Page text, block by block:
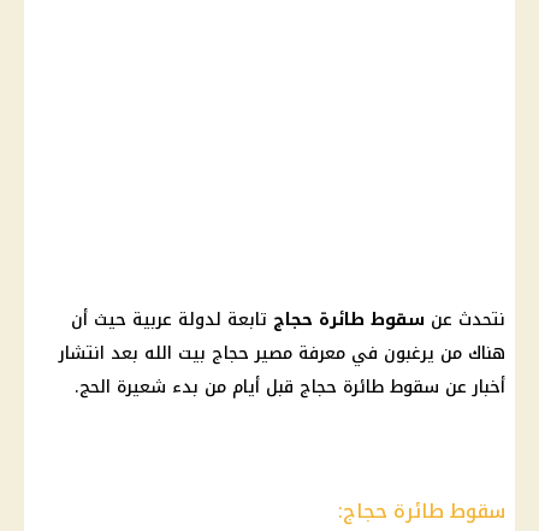
نتحدث عن سقوط طائرة حجاج تابعة لدولة عربية حيث أن
هناك من يرغبون في معرفة مصير حجاج بيت الله بعد انتشار
أخبار عن سقوط طائرة حجاج قبل أيام من بدء شعيرة الحج.
سقوط طائرة حجاج: